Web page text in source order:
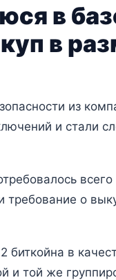
в
в
из
и стали
всего
о
биткойна в
и той же